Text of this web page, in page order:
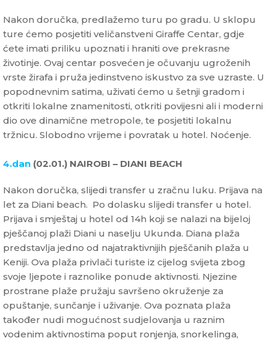
Nakon doručka, predlažemo turu po gradu. U sklopu
ture ćemo posjetiti veličanstveni Giraffe Centar, gdje
ćete imati priliku upoznati i hraniti ove prekrasne
životinje. Ovaj centar posvećen je očuvanju ugroženih
vrste žirafa i pruža jedinstveno iskustvo za sve uzraste. U
popodnevnim satima, uživati ćemo u šetnji gradom i
otkriti lokalne znamenitosti, otkriti povijesni ali i moderni
dio ove dinamične metropole, te posjetiti lokalnu
tržnicu. Slobodno vrijeme i povratak u hotel. Noćenje.
4.dan (02.01.) NAIROBI – DIANI BEACH
Nakon doručka, slijedi transfer u zračnu luku. Prijava na
let za Diani beach. Po dolasku slijedi transfer u hotel.
Prijava i smještaj u hotel od 14h koji se nalazi na bijeloj
pješčanoj plaži Diani u naselju Ukunda. Diana plaža
predstavlja jedno od najatraktivnijih pješčanih plaža u
Keniji. Ova plaža privlači turiste iz cijelog svijeta zbog
svoje ljepote i raznolike ponude aktivnosti. Njezine
prostrane plaže pružaju savršeno okruženje za
opuštanje, sunčanje i uživanje. Ova poznata plaža
također nudi mogućnost sudjelovanja u raznim
vodenim aktivnostima poput ronjenja, snorkelinga,